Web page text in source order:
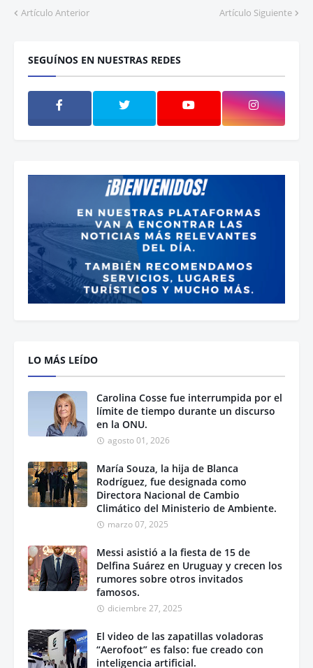
Artículo Anterior Artículo Siguiente
SEGUÍNOS EN NUESTRAS REDES
LO MÁS LEÍDO
Carolina Cosse fue interrumpida por el
límite de tiempo durante un discurso
en la ONU.
agosto 01, 2026
María Souza, la hija de Blanca
Rodríguez, fue designada como
Directora Nacional de Cambio
Climático del Ministerio de Ambiente.
marzo 07, 2025
Messi asistió a la fiesta de 15 de
Delfina Suárez en Uruguay y crecen los
rumores sobre otros invitados
famosos.
diciembre 27, 2025
El video de las zapatillas voladoras
“Aerofoot” es falso: fue creado con
inteligencia artificial.